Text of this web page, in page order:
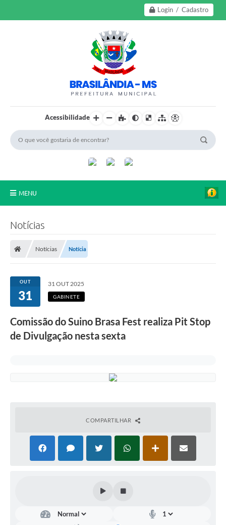
Login / Cadastro
Acessibilidade
MENU
Transparência
Câmara Municipal
e-SIC
Portal da Privacidade
PNAB (Política Nacional Aldir Blanc)
Notícias
Notícias Notícia
OUT
31
31 OUT 2025
GABINETE
Comissão do Suino Brasa Fest realiza Pit Stop
de Divulgação nesta sexta
COMPARTILHAR